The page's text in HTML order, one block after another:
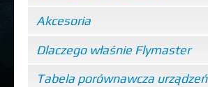
Akcesoria
Dlaczego właśnie Flymaster
Tabela porównawcza urządzeń